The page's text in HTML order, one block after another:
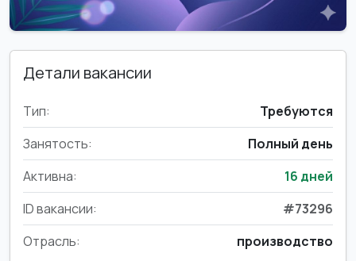
Детали вакансии
Тип:
Требуются
Занятость:
Полный день
Активна:
16 дней
ID вакансии:
#73296
Отрасль:
производство